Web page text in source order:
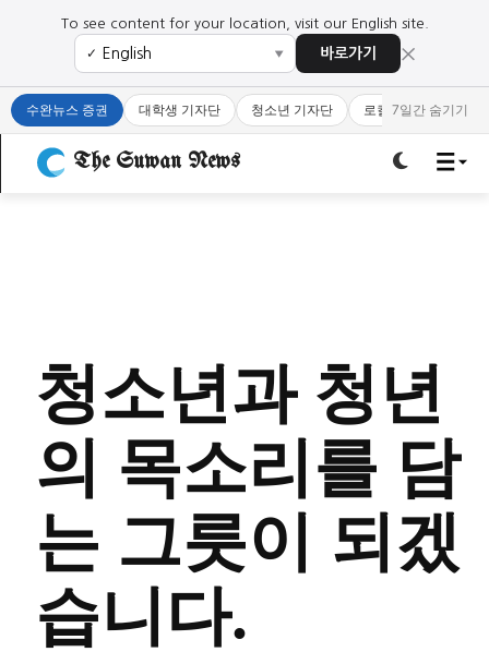
로그인하세요
주요 뉴스
오피니언 & 특집
특집 기사 바로가기 : 청소년· 청년
사설/칼럼
시 문학 (문학산책)
보도 사진 사회 트렌드
지역 & 글로벌 뉴스
로그인하세요
주요 뉴스
오피니언 & 특집
특집 기사 바로가기 : 청소년· 청년
사설/칼럼
시 문학 (문학산책)
보도 사진 사회 트렌드
지역 & 글로벌 뉴스
To see content for your location, visit our English site.
✓ ▼ 바로가기 ×
수완뉴스 증권 대학생 기자단 청소년 기자단 로컬 큐레이터
7일간 숨기기
The Suwan News
청소년과 청년
의 목소리를 담
는 그릇이 되겠
습니다.